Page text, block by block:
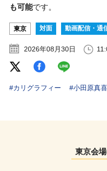
も可能です。
東京 対面 動画配信・通
2026年08月30日
#カリグラフィー #小田原真
東京会